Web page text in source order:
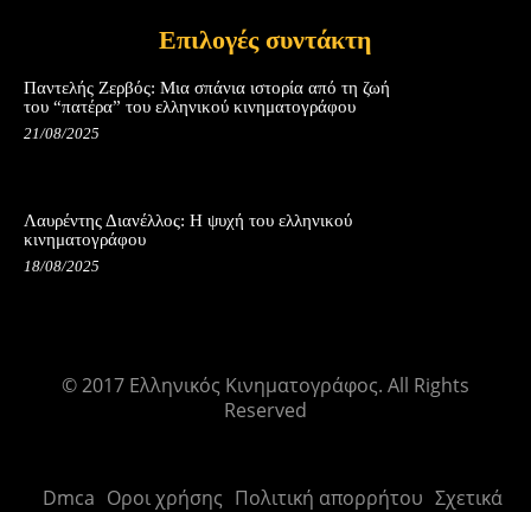
Επιλογές συντάκτη
Παντελής Ζερβός: Μια σπάνια ιστορία από τη ζωή
του “πατέρα” του ελληνικού κινηματογράφου
21/08/2025
Λαυρέντης Διανέλλος: Η ψυχή του ελληνικού
κινηματογράφου
18/08/2025
© 2017 Ελληνικός Κινηματογράφος. All Rights
Reserved
Dmca Οροι χρήσης Πολιτική απορρήτου Σχετικά